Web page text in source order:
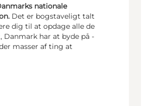
nationale
Det er bogstaveligt talt
dig til at opdage alle de
Danmark har at byde på -
masser af ting at